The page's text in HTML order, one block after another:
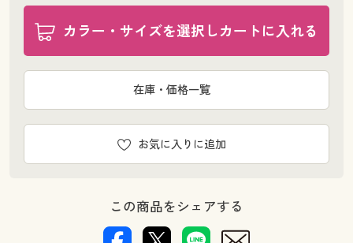
カラー・サイズを選択しカートに入れる
お気に入りに追加
在庫・価格一覧
この商品をシェアする